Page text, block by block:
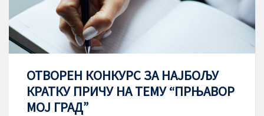
ОТВОРЕН КОНКУРС ЗА НАЈБОЉУ
КРАТКУ ПРИЧУ НА ТЕМУ “ПРЊАВОР
МОЈ ГРАД”